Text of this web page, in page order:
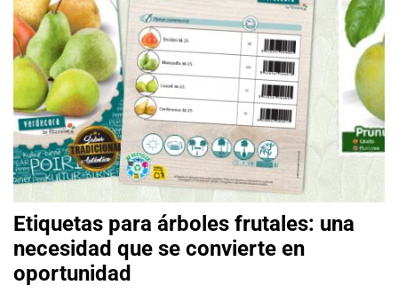
Etiquetas para árboles frutales: una
necesidad que se convierte en
oportunidad